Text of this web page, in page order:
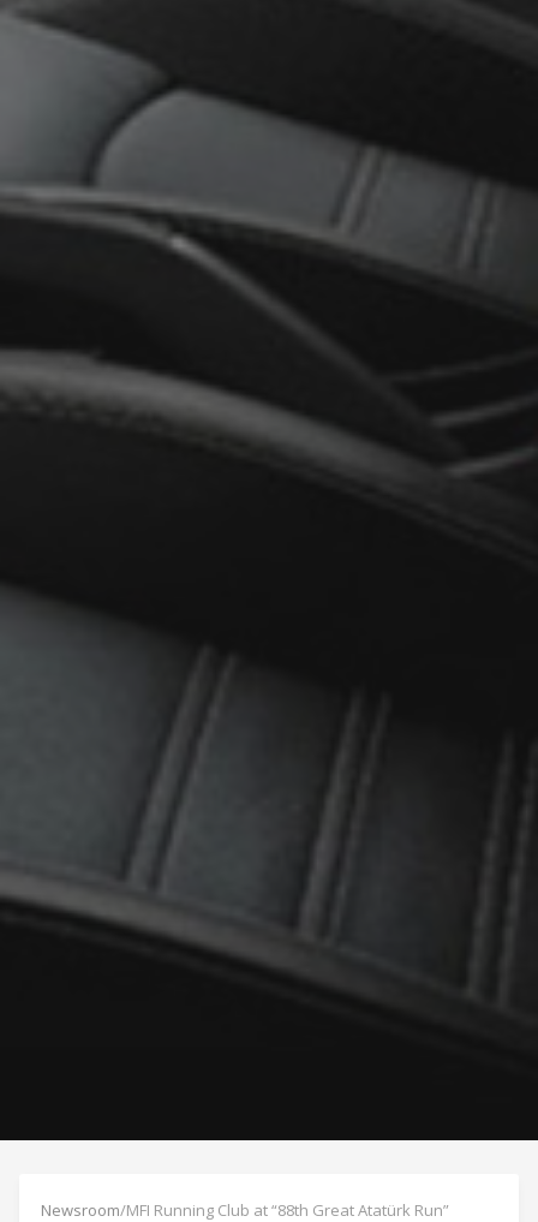
Newsroom/MFI Running Club at “88th Great Atatürk Run”